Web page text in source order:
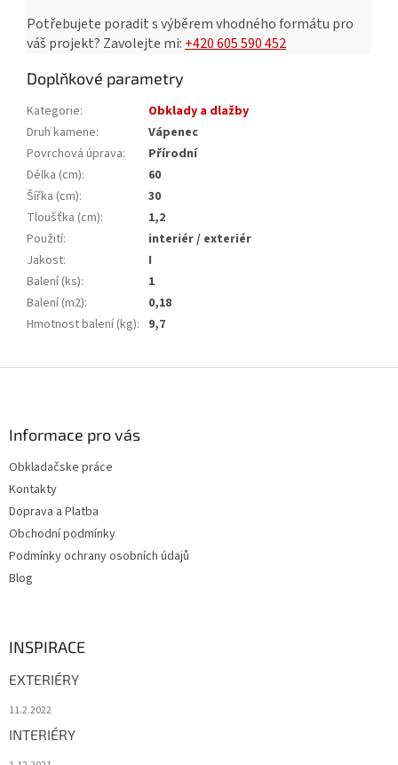
Potřebujete poradit s výběrem vhodného formátu pro
váš projekt? Zavolejte mi: +420 605 590 452
Doplňkové parametry
Kategorie:
Obklady a dlažby
Druh kamene:
Vápenec
Povrchová úprava:
Přírodní
Délka (cm):
60
Šířka (cm):
30
Tloušťka (cm):
1,2
Použití:
interiér / exteriér
Jakost:
I
Balení (ks):
1
Balení (m2):
0,18
Hmotnost balení (kg): 9,7
Informace pro vás
Obkladačske práce
Kontakty
Doprava a Platba
Obchodní podmínky
Podmínky ochrany osobních údajů
Blog
INSPIRACE
EXTERIÉRY
11.2.2022
INTERIÉRY